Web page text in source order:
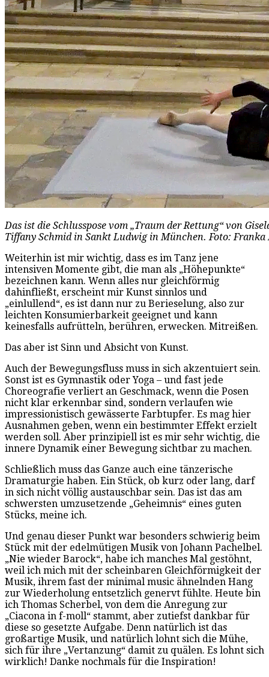
Das ist die Schlusspose vom „Traum der Rettung“ von
Tiffany Schmid in Sankt Ludwig in München. Foto: Franka
Weiterhin ist mir wichtig, dass es im Tanz jene
intensiven Momente gibt, die man als „Höhepunkte“
bezeichnen kann. Wenn alles nur gleichförmig
dahinfließt, erscheint mir Kunst sinnlos und
„einlullend“, es ist dann nur zu Berieselung, also zur
leichten Konsumierbarkeit geeignet und kann
keinesfalls aufrütteln, berühren, erwecken. Mitreißen.
Das aber ist Sinn und Absicht von Kunst.
Auch der Bewegungsfluss muss in sich akzentuiert sein.
Sonst ist es Gymnastik oder Yoga – und fast jede
Choreografie verliert an Geschmack, wenn die Posen
nicht klar erkennbar sind, sondern verlaufen wie
impressionistisch gewässerte Farbtupfer. Es mag hier
Ausnahmen geben, wenn ein bestimmter Effekt erzielt
werden soll. Aber prinzipiell ist es mir sehr wichtig, die
innere Dynamik einer Bewegung sichtbar zu machen.
Schließlich muss das Ganze auch eine tänzerische
Dramaturgie haben. Ein Stück, ob kurz oder lang, darf
in sich nicht völlig austauschbar sein. Das ist das am
schwersten umzusetzende „Geheimnis“ eines guten
Stücks, meine ich.
Und genau dieser Punkt war besonders schwierig beim
Stück mit der edelmütigen Musik von Johann Pachelbel.
„Nie wieder Barock“, habe ich manches Mal gestöhnt,
weil ich mich mit der scheinbaren Gleichförmigkeit der
Musik, ihrem fast der minimal music ähnelnden Hang
zur Wiederholung entsetzlich genervt fühlte. Heute bin
ich Thomas Scherbel, von dem die Anregung zur
„Ciacona in f-moll“ stammt, aber zutiefst dankbar für
diese so gesetzte Aufgabe. Denn natürlich ist das
großartige Musik, und natürlich lohnt sich die Mühe,
sich für ihre „Vertanzung“ damit zu quälen. Es lohnt sich
wirklich! Danke nochmals für die Inspiration!